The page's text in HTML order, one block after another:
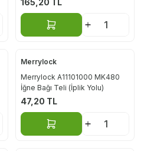
Sepete Ekle
Merrylock
Merrylock A11101000 MK480
İğne Bağı Teli (İplik Yolu)
47,20 TL
Sepete Ekle